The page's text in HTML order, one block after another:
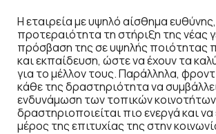
Η εταιρεία με υψηλό αίσθημα
προτεραιότητα τη στήριξη της νέας
πρόσβαση της σε υψηλής ποιότητας
και εκπαίδευση, ώστε να έχουν τα
για το μέλλον τους. Παράλληλα,
κάθε της δραστηριότητα να
ενδυνάμωση των τοπικών
δραστηριοποιείται πιο ενεργά και
μέρος της επιτυχίας της στην